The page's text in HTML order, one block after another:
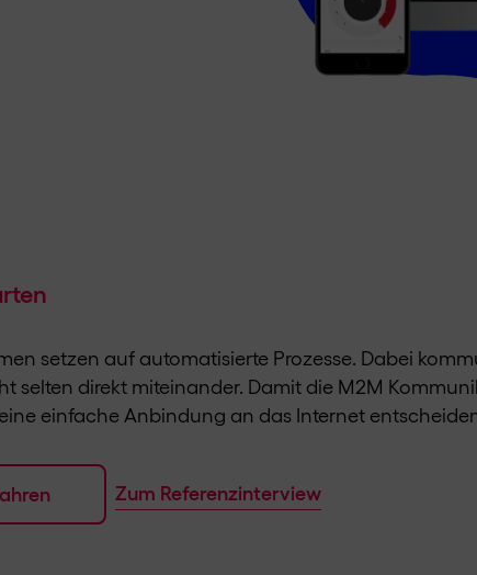
setzen auf automatisierte Prozesse. Dabei
selten direkt miteinander. Damit die M2M
einfache Anbindung an das Internet
Zum Referenzinterview